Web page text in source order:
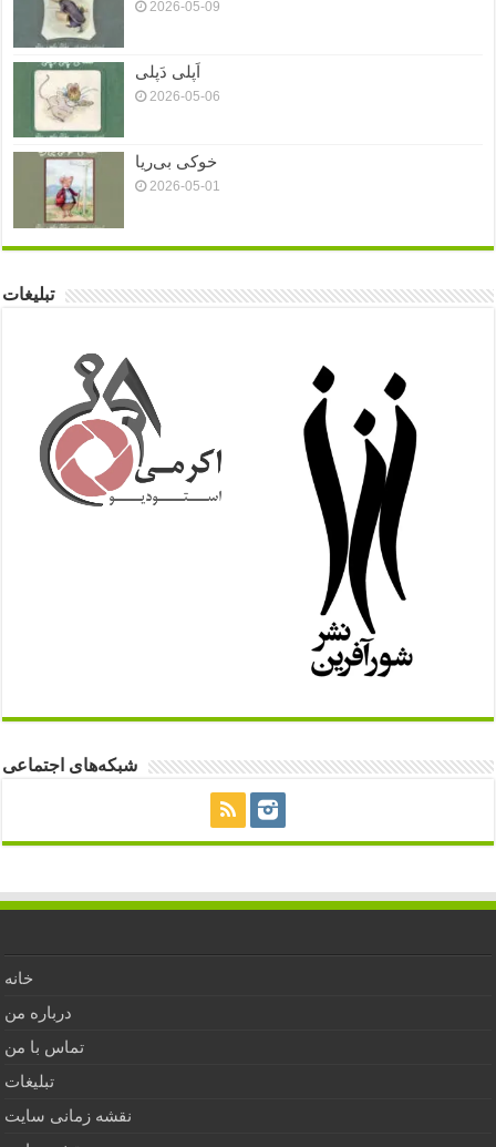
2026-05-09
اَپلی دَپلی
2026-05-06
خوکی بی‌ریا
2026-05-01
تبلیغات
شبکه‌های اجتماعی
خانه
درباره من
تماس با من
تبلیغات
نقشه زمانی سایت